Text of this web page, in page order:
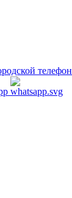
телефон